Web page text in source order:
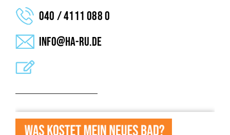
040 / 4111 088 0
info@ha-ru.de